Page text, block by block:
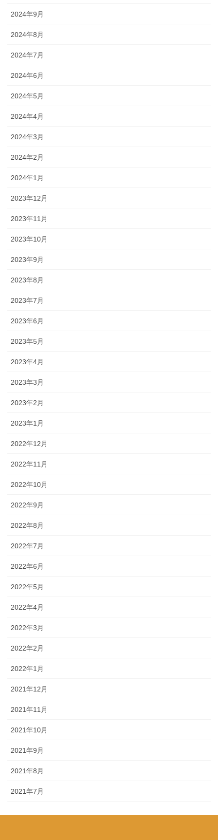
2024年9月
2024年8月
2024年7月
2024年6月
2024年5月
2024年4月
2024年3月
2024年2月
2024年1月
2023年12月
2023年11月
2023年10月
2023年9月
2023年8月
2023年7月
2023年6月
2023年5月
2023年4月
2023年3月
2023年2月
2023年1月
2022年12月
2022年11月
2022年10月
2022年9月
2022年8月
2022年7月
2022年6月
2022年5月
2022年4月
2022年3月
2022年2月
2022年1月
2021年12月
2021年11月
2021年10月
2021年9月
2021年8月
2021年7月